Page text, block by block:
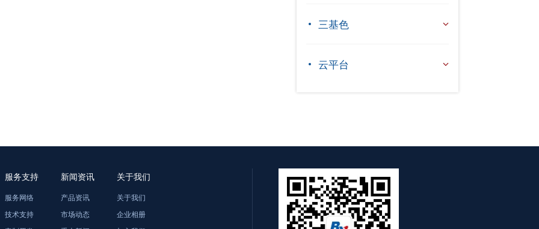
三基色
云平台
服务支持
服务网络
技术支持
新闻资讯
产品资讯
市场动态
关于我们
关于我们
企业相册